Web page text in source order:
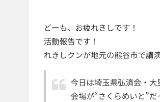
どーも、お疲れきしです！
活動報告です！
れきしクンが地元の熊谷市で講
今日は埼玉県弘済会・
会場が“さくらめいと”